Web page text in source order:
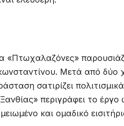
«Πτωχαλαζόνες»
Μετά από δύο
σατιρίζει
περιγράφει το
και ομαδικό